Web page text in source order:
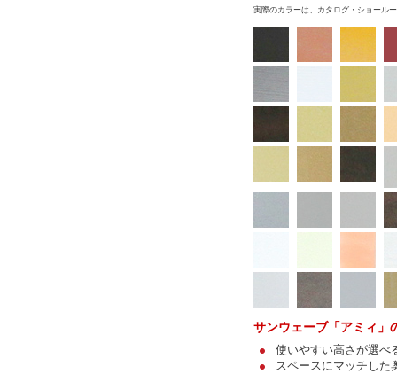
実際のカラーは、カタログ・ショール
サンウェーブ「アミィ」
使いやすい高さが選べ
スペースにマッチした